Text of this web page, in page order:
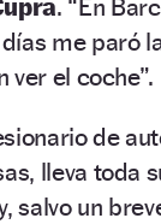
. “En
me paró
ver el coche”.
de
lleva toda
salvo un